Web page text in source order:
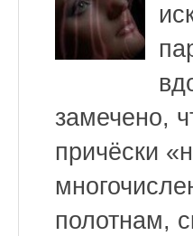
замечено,
причёски
полотнам,